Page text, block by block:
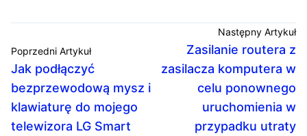
Poprzedni Artykuł
Jak podłączyć
bezprzewodową mysz i
klawiaturę do mojego
telewizora LG Smart
Następny Artykuł
Zasilanie routera z
zasilacza komputera w
celu ponownego
uruchomienia w
przypadku utraty